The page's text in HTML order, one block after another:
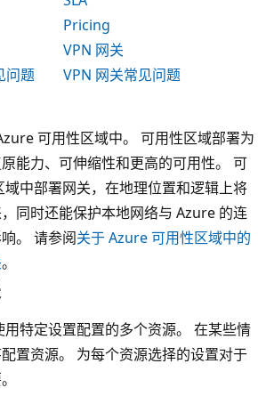
Pricing
VPN 网关
问题 VPN 网关常见问题
可用性区域中。 可用性区域部署为
能力、可伸缩性和更高的可用性。 可
中部署网关，在地理位置和逻辑上将
同时还能保护本地网络与 Azure 的连
。 请参阅关于 Azure 可用性区域中的
。
特定设置配置的多个资源。 在某些情
置资源。 为每个资源选择的设置对于